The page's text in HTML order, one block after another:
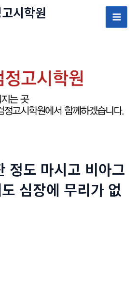
시학원
Main
정도 마시고 비아그
심장에 무리가 없